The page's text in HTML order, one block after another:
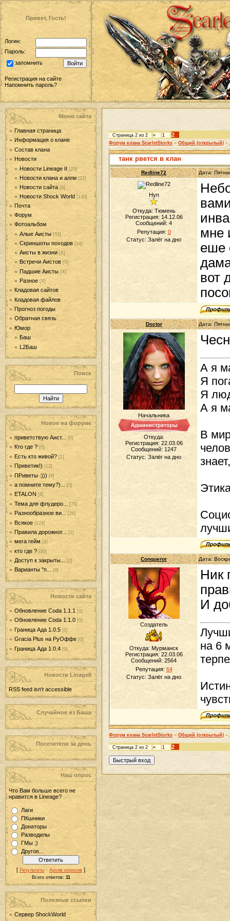
Привет, Гость!
Логин:
Пароль:
запомнить
Регистрация на сайте
Напомнить пароль?
Меню сайта
Главная страница
Информация о клане
Состав клана
Новости
Новости Lineage II [25]
Новости клана и алли [22]
Новости сайта [8]
Новости Shock World [130]
Почта
Форум
Фотоальбом
Алые Аисты [33]
Скриншоты походов [14]
Аисты в жизни [Х]
Встречи Аистов [Х]
Падшие Аисты [Х]
Разное [Х]
Кладовая сайтов
Кладовая файлов
Прогноз погоды
Обратная связь
Юмор
Баш
L2Баш
Поиск
Новое на форуме
приветствую Аист... [0]
Кто где ? [0]
Есть кто живой? [1]
Приветик!) [12]
ПРиветы :))) [4]
а помните тему?)... [3]
ETALON [6]
Тема для флудеро... [76]
Разнообразное ви... [26]
Всякое [128]
Правила дорожног... [1]
мега гейм [4]
кто где ? [30]
Доступ к закрыты... [2]
Варианты "п... [8]
Новости сайта
Обновление Coda 1.1.1 [0]
Обновление Coda 1.1.0 [0]
Граница Ада 1.0.5 [0]
Gracia Plus на РуОффе [0]
Граница Ада 1.0.4 [0]
Новости LinageII
RSS feed isn't accessible
Случайное из Баша
Посетители за день
Наш опрос
Что Вам больше всего не
нравится в Lineage?
Лаги
ПКшники
Донаторы
Разводилы
ГМы ;)
Другое...
[ Результаты · Архив опросов ]
Всего ответов: 11
Полезные ссылки
Сервер ShockWorld
Страница 2 из 2 « 1 2
Форум клана ScarletStorks » Общий (открытый) »
танк рвется в клан
Redline72 Дата:
Нуп
Откуда: Тюмень
Регистрация: 14.12.06
Сообщений: 4
Репутация: 0
Статус: Залёг на дно
мне
еше
вот
Doctor Дата:
Начальника
Откуда:
Регистрация: 22.03.06
Сообщений: 1247
Статус: Залёг на дно
А я
Я
Я
А я
В
Conqueror Дата:
Создатель
Откуда: Мурманск
Регистрация: 22.03.06
Сообщений: 2564
Репутация: 64
Статус: Залёг на дно
Ник
И
на 6
Форум клана ScarletStorks » Общий (открытый) »
Страница 2 из 2 « 1 2